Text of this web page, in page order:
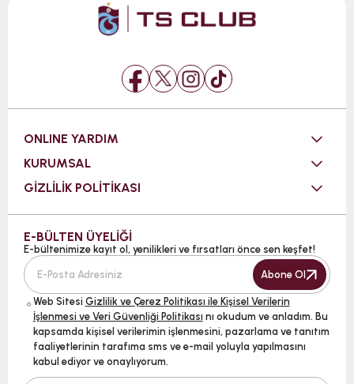
ONLINE YARDIM
KURUMSAL
GİZLİLİK POLİTİKASI
E-BÜLTEN ÜYELİĞİ
E-bültenimize kayıt ol, yenilikleri ve fırsatları önce sen keşfet!
Abone Ol
Web Sitesi Gizlilik ve Çerez Politikası ile Kişisel Verilerin
İşlenmesi ve Veri Güvenliği Politikası nı okudum ve anladım. Bu
kapsamda kişisel verilerimin işlenmesini, pazarlama ve tanıtım
faaliyetlerinin tarafıma sms ve e-mail yoluyla yapılmasını
kabul ediyor ve onaylıyorum.